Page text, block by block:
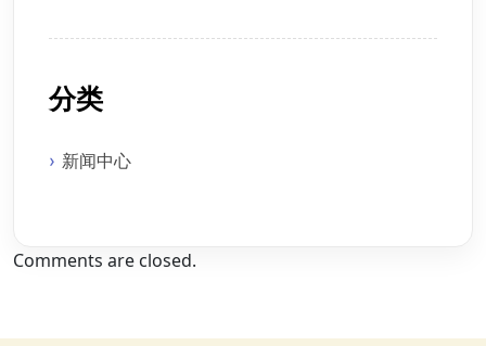
分类
新闻中心
Comments are closed.